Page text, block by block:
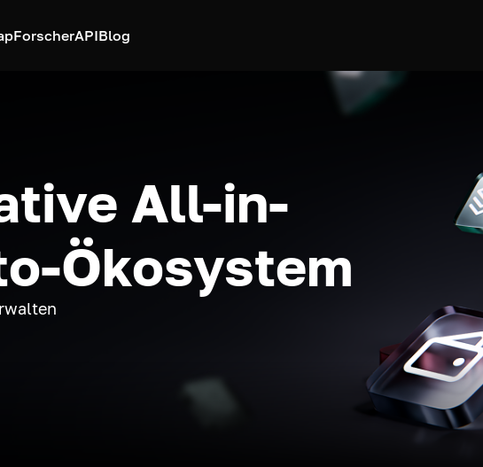
ForscherAPIBlog
All-in-
Ökosystem